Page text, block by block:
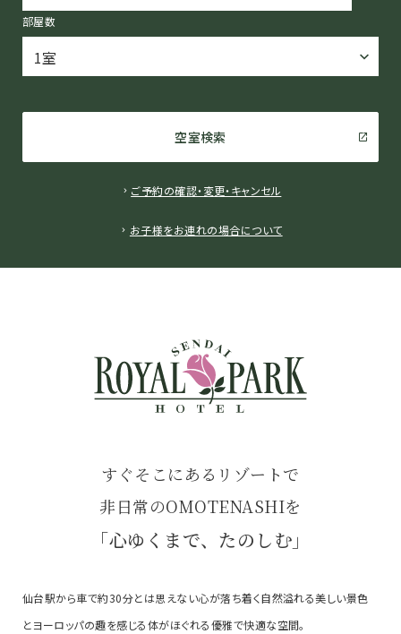
部屋数
空室検索
ご予約の確認・変更・キャンセル
お子様をお連れの場合について
すぐそこにあるリゾートで
非日常のOMOTENASHIを
「心ゆくまで、たのしむ」
仙台駅から車で約30分とは思えない心が落ち着く自然溢れる美しい景色
とヨーロッパの趣を感じる体がほぐれる優雅で快適な空間。